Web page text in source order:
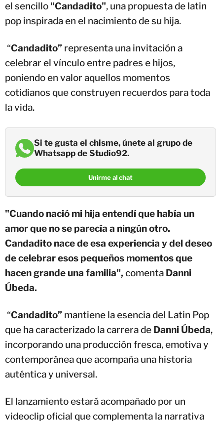
el sencillo "Candadito", una propuesta de latin
pop inspirada en el nacimiento de su hija.
“Candadito” representa una invitación a
celebrar el vínculo entre padres e hijos,
poniendo en valor aquellos momentos
cotidianos que construyen recuerdos para toda
la vida.
Si te gusta el chisme, únete al grupo de
Whatsapp de Studio92.
Unirme al chat
"Cuando nació mi hija entendí que había un
amor que no se parecía a ningún otro.
Candadito nace de esa experiencia y del deseo
de celebrar esos pequeños momentos que
hacen grande una familia", comenta Danni
Úbeda.
“Candadito” mantiene la esencia del Latin Pop
que ha caracterizado la carrera de Danni Úbeda,
incorporando una producción fresca, emotiva y
contemporánea que acompaña una historia
auténtica y universal.
El lanzamiento estará acompañado por un
videoclip oficial que complementa la narrativa